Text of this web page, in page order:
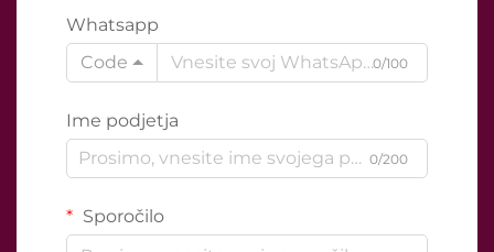
Whatsapp
Code
0/100
Ime podjetja
0/200
Sporočilo